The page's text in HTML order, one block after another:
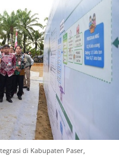
di Kabupaten Paser,